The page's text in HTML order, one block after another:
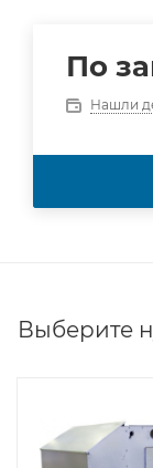
По
Нашли
Выберите